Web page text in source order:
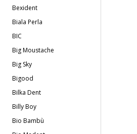
Bexident
Biala Perla
BIC
Big Moustache
Big Sky
Bigood
Bilka Dent
Billy Boy
Bio Bambù